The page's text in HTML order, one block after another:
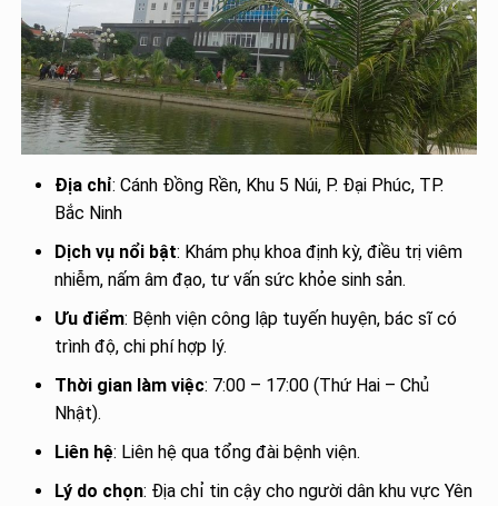
Địa chỉ: Cánh Đồng Rền, Khu 5 Núi, P. Đại Phúc, TP.
Bắc Ninh
Dịch vụ nổi bật: Khám phụ khoa định kỳ, điều trị viêm
nhiễm, nấm âm đạo, tư vấn sức khỏe sinh sản.
Ưu điểm: Bệnh viện công lập tuyến huyện, bác sĩ có
trình độ, chi phí hợp lý.
Thời gian làm việc: 7:00 – 17:00 (Thứ Hai – Chủ
Nhật).
Liên hệ: Liên hệ qua tổng đài bệnh viện.
Lý do chọn: Địa chỉ tin cậy cho người dân khu vực Yên